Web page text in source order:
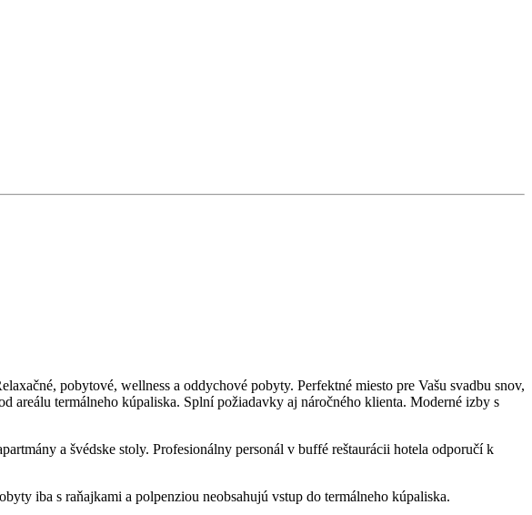
pobytové, wellness a oddychové pobyty. Perfektné miesto pre Vašu svadbu snov,
areálu termálneho kúpaliska. Splní požiadavky aj náročného klienta. Moderné izby s
a švédske stoly. Profesionálny personál v buffé reštaurácii hotela odporučí k
iba s raňajkami a polpenziou neobsahujú vstup do termálneho kúpaliska.